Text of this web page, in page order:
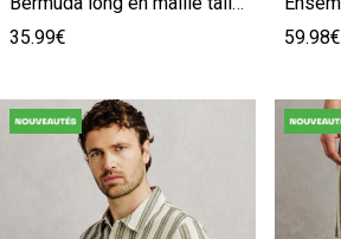
35.99€
59.98€